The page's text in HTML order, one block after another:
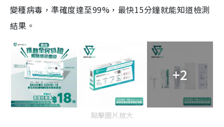
變種病毒，準確度達至99%，最快15分鐘就能知道檢測
結果。
+2
點擊圖片放大